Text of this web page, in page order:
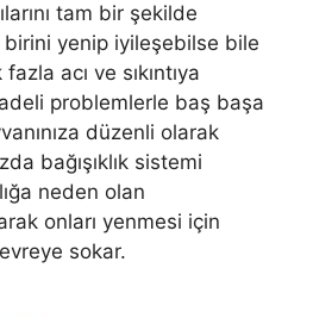
tam bir şekilde
birini yenip iyileşebilse bile
acı ve sıkıntıya
problemlerle baş başa
düzenli olarak
bağışıklık sistemi
neden olan
onları yenmesi için
sokar.